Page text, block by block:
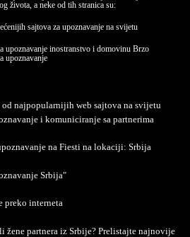
života, a neke od tih stranica su:
sajtova za upoznavanje na svijetu
upoznavanje inostranstvo i domovinu Brzo
upoznavanje
najpopularnijih web sajtova na svijetu
i komuniciranje sa partnerima
na Fiesti na lokaciji: Srbija
Srbija"
preko interneta
žene partnera iz Srbije? Prelistajte najnovije